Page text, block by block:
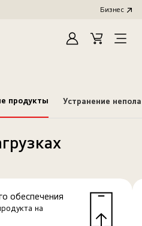
Бизнес
Cart
Open
продукты Устранение
обеспечения
на